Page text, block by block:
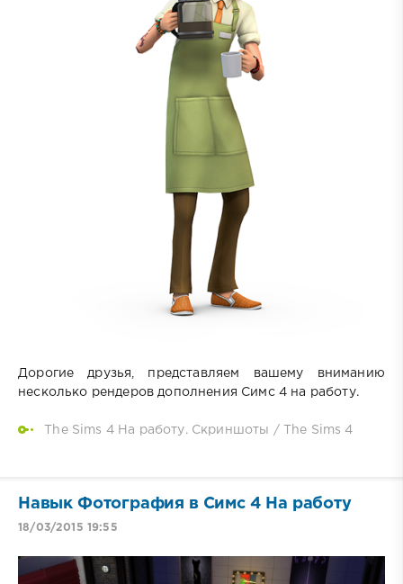
Дорогие друзья, представляем вашему вниманию
несколько рендеров дополнения Симс 4 на работу.
The Sims 4 На работу. Скриншоты / The Sims 4
Навык Фотография в Симс 4 На работу
18/03/2015 19:55